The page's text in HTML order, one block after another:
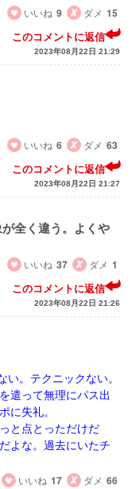
いいね 9 ダメ 15
このコメントに返信
2023年08月22日 21:29
いいね 6 ダメ 63
このコメントに返信
2023年08月22日 21:27
全く違う。よくや
いいね 37 ダメ 1
このコメントに返信
2023年08月22日 21:26
。テクニックない。
遣って無理にパス出
に失礼。
と点とっただけだ
よな。過去にいたチ
いいね 17 ダメ 66